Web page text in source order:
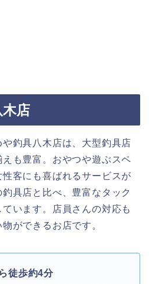
店
釣具八木店は、大型釣具店
も豊富。おやつや遊ぶスペ
客にも喜ばれるサービスが
具店と比べ、豊富なタック
います。店員さんの対応も
ができるお店です。
徒歩約4分